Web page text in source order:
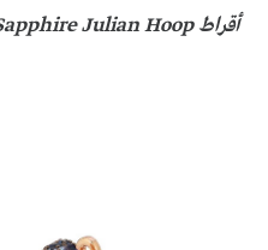
أقراط Blue Sapphire Julian Hoop من WALTERS FAITH